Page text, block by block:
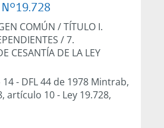
N°19.728
COMÚN /TÍTULO I.
/7.
CESANTÍA DE LA LEY
14- DFL 44 de 1978 Mintrab,
artículo 10- Ley 19.728,